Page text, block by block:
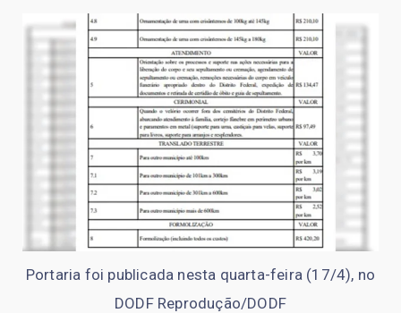
Portaria foi publicada nesta quarta-feira (17/4), no
DODF Reprodução/DODF